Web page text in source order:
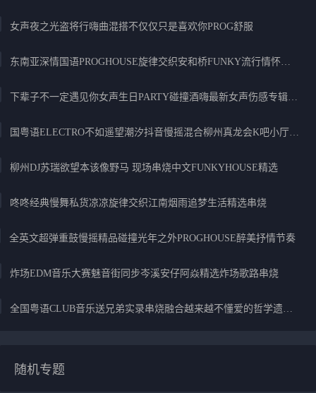
女声夜之光盗将行嗨曲混搭不仅仅只是喜欢你PROG舒服
东南亚深情国语PROGHOUSE旋律交织安和桥FUNKY流行情怀串烧
下辈子不一定遇见你女声生日PARTY碰撞酒嗨最新女声伤感专辑实录
国粤语ELECTRO不如遥望潮汐抖音慢摇混合柳州真龙会K吧小厅小康混音
柳州DJ苏瑞欲望本该像野马 现场串烧中文FUNKYHOUSE精选
咚咚经典慢舞私货凉凉旋律交织江南烟雨追梦生活精选串烧
全英文超弹重鼓慢摇精品碰撞光年之外PROGHOUSE醉美抒情节奏
炸场EDM音乐大赛魅音街同步岑溪安仔阿焱精选炸场歌路串烧
全国粤语CLUB音乐送兄弟实录串烧融合越来越不懂爱的哲学遗憾专辑
随机专题